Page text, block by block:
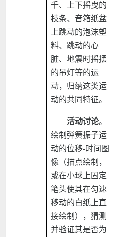
千、上下摇曳的
枝条、音箱纸盆
上跳动的泡沫塑
料、跳动的心
脏、地震时摇摆
的吊灯等的运
动，归纳这类运
动的共同特征。
活动讨论。
绘制弹簧振子运
动的位移-时间图
像（描点绘制，
或在小球上固定
笔头使其在匀速
移动的白纸上直
接绘制），猜测
并验证其是否为